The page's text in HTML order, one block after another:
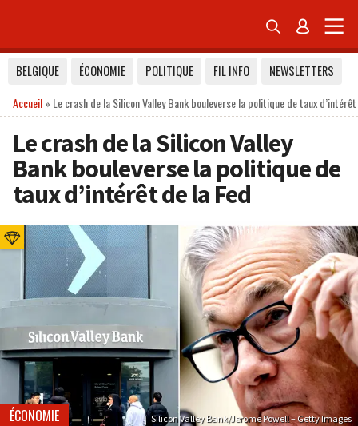
 
BELGIQUE ÉCONOMIE POLITIQUE FIL INFO
NEWSLETTERS
Accueil» Le crash de la Silicon Valley Bank bouleverse la politique de taux
Le crash de la Silicon Valley
Bank bouleverse la politique de
taux d’intérêt de la Fed
Silicon Valley Bank/Jerome Powell – Getty Images
ÉCONOMIE